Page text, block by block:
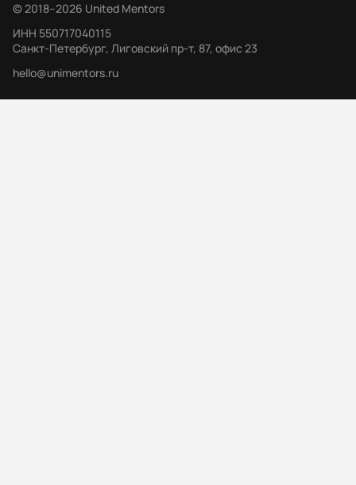
© 2018–2026 United Mentors
ИНН 550717040115
Санкт-Петербург, Лиговский пр-т, 87, офис 23
hello@unimentors.ru